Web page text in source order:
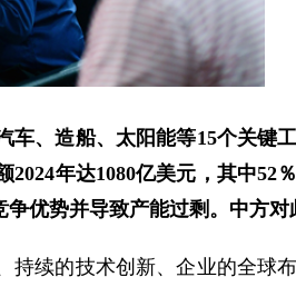
、造船、太阳能等15个关键
年达1080亿美元，其中52
优势并导致产能过剩。中方对
持续的技术创新、企业的全球